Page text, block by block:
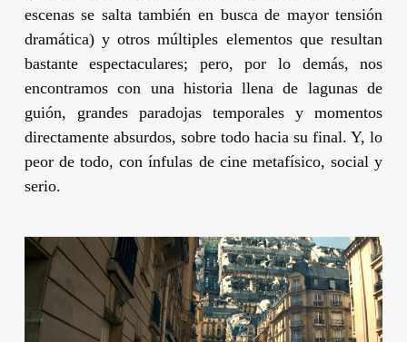
escenas se salta también en busca de mayor tensión
dramática) y otros múltiples elementos que resultan
bastante espectaculares; pero, por lo demás, nos
encontramos con una historia llena de lagunas de
guión, grandes paradojas temporales y momentos
directamente absurdos, sobre todo hacia su final. Y, lo
peor de todo, con ínfulas de cine metafísico, social y
serio.